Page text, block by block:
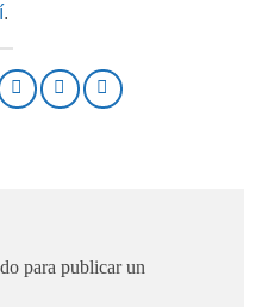
.
para publicar un